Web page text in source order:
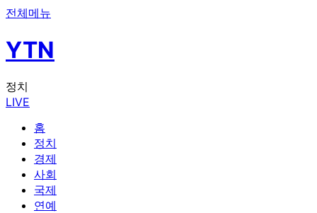
전체메뉴
YTN
정치
LIVE
홈
정치
경제
사회
국제
연예